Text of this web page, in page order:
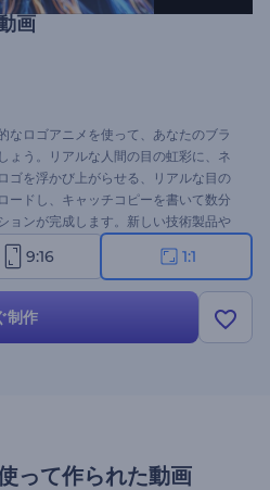
画
なロゴアニメを使って、あなたのブラ
ょう。リアルな人間の目の虹彩に、ネ
ゴを浮かび上がらせる、リアルな目の
ードし、キャッチコピーを書いて数分
ョンが完成します。新しい技術製品や
ジョンショップ、映画館や写真スタジ
のテンプレートは、多くの視聴者の注
9:16 1:1
制作
って作られた動画